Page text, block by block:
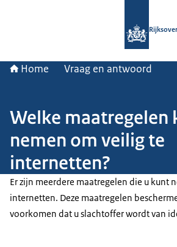
Home Vraag en antwoord
Welke maatregelen
nemen om veilig te
internetten?
Er zijn meerdere maatregelen die u kunt
internetten. Deze maatregelen
voorkomen dat u slachtoffer wordt van